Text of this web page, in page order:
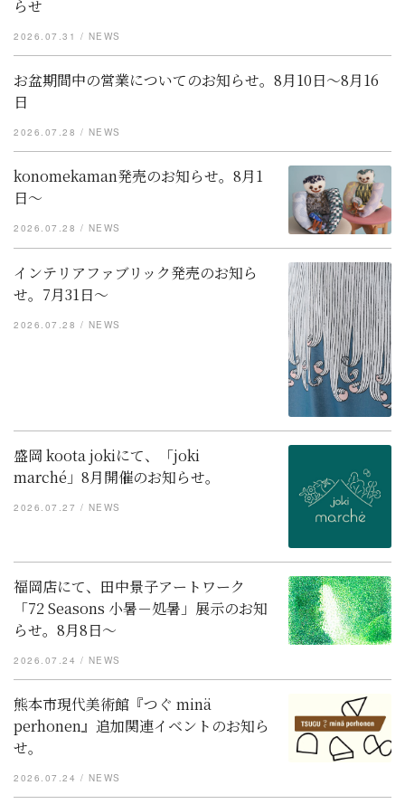
らせ
2026.07.31 NEWS
お盆期間中の営業についてのお知らせ。8月10日～8月16
日
2026.07.28 NEWS
konomekaman発売のお知らせ。8月1
日～
2026.07.28 NEWS
インテリアファブリック発売のお知ら
せ。7月31日～
2026.07.28 NEWS
盛岡 koota jokiにて、「joki
marché」8月開催のお知らせ。
2026.07.27 NEWS
福岡店にて、田中景子アートワーク
「72 Seasons 小暑－処暑」展示のお知
らせ。8月8日〜
2026.07.24 NEWS
熊本市現代美術館『つぐ minä
perhonen』追加関連イベントのお知ら
せ。
2026.07.24 NEWS